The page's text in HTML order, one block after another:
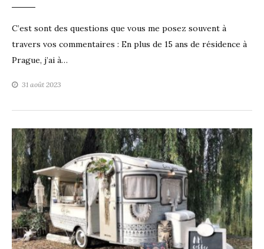
C’est sont des questions que vous me posez souvent à
travers vos commentaires : En plus de 15 ans de résidence à
Prague, j’ai à…
31 août 2023